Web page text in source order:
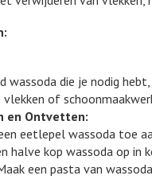
wassoda die je nodig
vlekken of
en Ontvetten:
eetlepel wassoda toe
halve kop wassoda op
een pasta van